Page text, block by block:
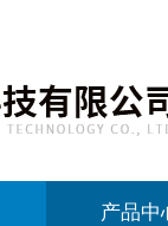
产品中